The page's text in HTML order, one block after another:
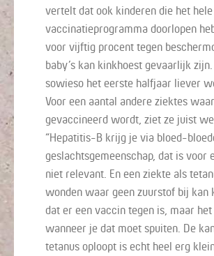
vertelt dat ook kinderen die het hele
vaccinatieprogramma doorlopen
voor vijftig procent tegen
baby’s kan kinkhoest gevaarlijk
sowieso het eerste halfjaar liever
Voor een aantal andere ziektes
gevaccineerd wordt, ziet ze juist
“Hepatitis-B krijg je via bloed-
geslachtsgemeenschap, dat is voor
niet relevant. En een ziekte als
wonden waar geen zuurstof bij kan
dat er een vaccin tegen is, maar
wanneer je dat moet spuiten. De
tetanus oploopt is echt heel erg